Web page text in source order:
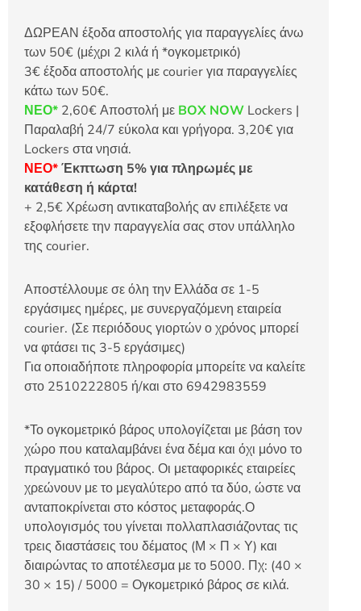
ΔΩΡΕΑΝ έξοδα αποστολής για παραγγελίες άνω
των 50€ (μέχρι 2 κιλά ή *ογκομετρικό)
3€ έξοδα αποστολής με courier για παραγγελίες
κάτω των 50€.
ΝΕΟ* 2,60€ Αποστολή με BOX NOW Lockers |
Παραλαβή 24/7 εύκολα και γρήγορα. 3,20€ για
Lockers στα νησιά.
ΝΕΟ*Έκπτωση 5% για πληρωμές με
κατάθεση ή κάρτα!
+ 2,5€ Χρέωση αντικαταβολής αν επιλέξετε να
εξοφλήσετε την παραγγελία σας στον υπάλληλο
της courier.
Αποστέλλουμε σε όλη την Ελλάδα σε 1-5
εργάσιμες ημέρες, με συνεργαζόμενη εταιρεία
courier. (Σε περιόδους γιορτών ο χρόνος μπορεί
να φτάσει τις 3-5 εργάσιμες)
Για οποιαδήποτε πληροφορία μπορείτε να καλείτε
στο 2510222805 ή/και στο 6942983559
*Το ογκομετρικό βάρος υπολογίζεται με βάση τον
χώρο που καταλαμβάνει ένα δέμα και όχι μόνο το
πραγματικό του βάρος. Οι μεταφορικές εταιρείες
χρεώνουν με το μεγαλύτερο από τα δύο, ώστε να
ανταποκρίνεται στο κόστος μεταφοράς.Ο
υπολογισμός του γίνεται πολλαπλασιάζοντας τις
τρεις διαστάσεις του δέματος (Μ × Π × Υ) και
διαιρώντας το αποτέλεσμα με το 5000. Πχ: (40 ×
30 × 15) / 5000 = Ογκομετρικό βάρος σε κιλά.